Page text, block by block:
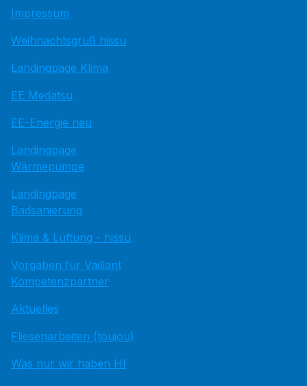
Impressum
Weihnachtsgruß hissu
Landingpage Klima
EE Medatsu
EE-Energie neu
Landingpage
Wärmepumpe
Landingpage
Badsanierung
Klima & Lüftung - hissu
Vorgaben für Vaillant
Kompetenzpartner
Aktuelles
Fliesenarbeiten (toujou)
Was nur wir haben HI